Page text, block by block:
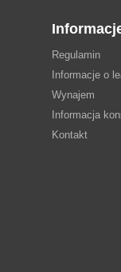
Regulamin
Informacje o
Wynajem
Informacja
Kontakt